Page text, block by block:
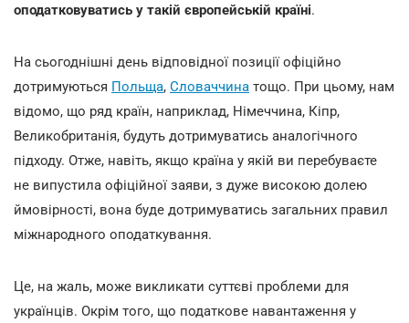
оподатковуватись у такій європейській країні.
На сьогоднішні день відповідної позиції офіційно
дотримуються Польща, Словаччина тощо. При цьому, нам
відомо, що ряд країн, наприклад, Німеччина, Кіпр,
Великобританія, будуть дотримуватись аналогічного
підходу. Отже, навіть, якщо країна у якій ви перебуваєте
не випустила офіційної заяви, з дуже високою долею
ймовірності, вона буде дотримуватись загальних правил
міжнародного оподаткування.
Це, на жаль, може викликати суттєві проблеми для
українців. Окрім того, що податкове навантаження у